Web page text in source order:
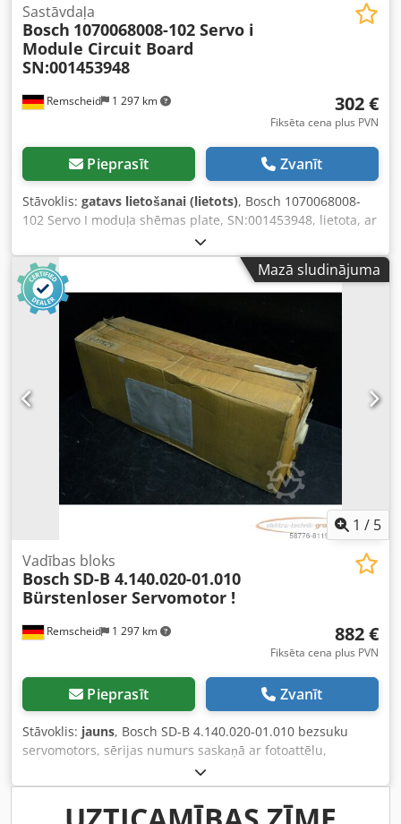
Remscheid 1 297 km
Sastāvdaļa
Bosch 1070068008-102 Servo i
Module Circuit Board
SN:001453948
302 €
Fiksēta cena plus PVN
Pieprasīt Zvanīt
Stāvoklis: gatavs lietošanai (lietots), Bosch 1070068008-
102 Servo I moduļa shēmas plate, SN:001453948, lietota, ar
nelielām lietošanas pazīmēm, 100% darbspējīga, piegādes
saturs atbilstoši fotogrāfijām. Crodpei D T S Ijfx Agxof
Mazā sludinājuma
1 / 5
Remscheid 1 297 km
Vadības bloks
Bosch SD-B 4.140.020-01.010
Bürstenloser Servomotor !
882 €
Fiksēta cena plus PVN
Pieprasīt Zvanīt
Stāvoklis: jauns, Bosch SD-B 4.140.020-01.010 bezsuku
servomotors, sērijas numurs saskaņā ar fotoattēlu,
nelietots oriģinālajā iepakojumā, 100% darba kārtībā,
piegādes apjoms atbilstoši foto, stiprinājuma urbumu
attālums: 117 x 117 mm, piedziņas vārpstas diametrs: 25